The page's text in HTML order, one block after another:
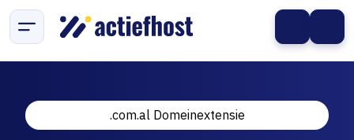
.com.al Domeinextensie